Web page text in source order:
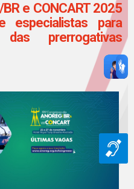
e CONCART 2025
especialistas para
prerrogativas